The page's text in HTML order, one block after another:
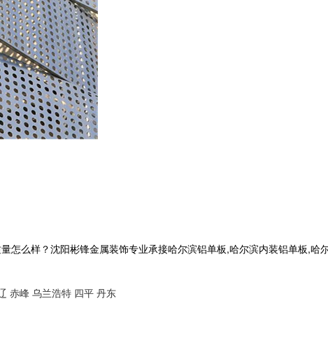
怎么样？沈阳彬锋金属装饰专业承接哈尔滨铝单板,哈尔滨内装铝单板,
赤峰 乌兰浩特 四平 丹东